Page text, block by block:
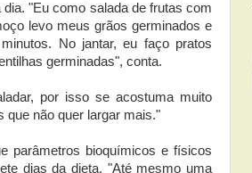
"Eu como salada de frutas com
levo meus grãos germinados e
No jantar, eu faço pratos
germinadas", conta.
por isso se acostuma muito
que não quer largar mais."
parâmetros bioquímicos e físicos
dias da dieta. "Até mesmo uma